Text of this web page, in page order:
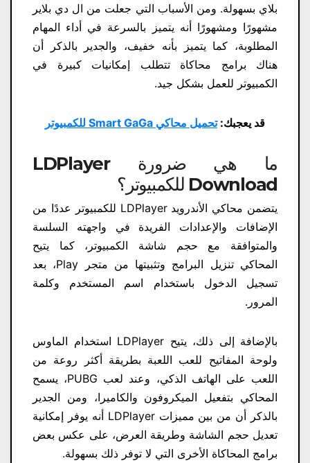
بلاي بسهولة. ومن الأسباب التي جعلت من ال دي بلاير
مشهورًا ومشهورًا أنه يتميز بالسرعة في أداء المهام
المطلوبة، كما يتميز بأنه خفيف، والجدير بالذكر أن
هناك برامج محاكاة تتطلب إمكانيات كبيرة في
الكمبيوتر للعمل بشكل جيد.
قد يعجبك:تحميل محاكي Smart GaGa للكمبيوتر
ما هي ضرورة LDPlayer
Download​ للكمبيوتر؟
يتضمن محاكي الأندرويد LDPlayer للكمبيوتر عددًا من
الإضافات والإعدادات الفريدة في واجهته السلسة
والمتوافقة مع حجم شاشة الكمبيوتر، كما يتيح
المحاكي تنزيل البرامج وتثبيتها من متجر Play، بعد
تسجيل الدخول باستخدام اسم المستخدم وكلمة
المرور.
بالإضافة إلى ذلك، يتيح LDPlayer استخدام الماوس
ولوحة المفاتيح للعب اللعبة بطريقة أكثر روعة من
اللعب على الهاتف الذكي، وعند لعب PUBG، يسمح
المحاكي بتفعيل الميكروفون والكاميرا، ومن الجدير
بالذكر أن من بين مميزات LDPlayer أنه يوفر إمكانية
تعديل حجم الشاشة وطريقة العرض، على عكس بعض
برامج المحاكاة الأخرى التي لا توفر ذلك بسهولة.